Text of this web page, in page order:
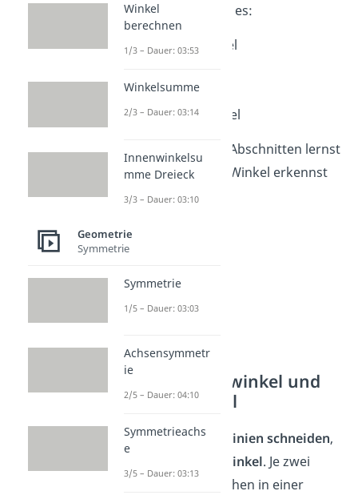
Winkelpaare gibt es:
Scheitelwinkel
Stufenwinkel
Wechselwinkel
In den nächsten Abschnitten lernst
du, wie du diese Winkel erkennst
und nutzt.
Der Scheitelwinkel und
Nebenwinkel
Wenn sichzwei Linien schneiden,
vier Winkel. Je zwei
dieser Winkel stehen in einer
Winkel
berechnen
1/3 – Dauer: 03:53
Winkelsumme
2/3 – Dauer: 03:14
Innenwinkelsu
mme Dreieck
3/3 – Dauer: 03:10
Geometrie
Symmetrie
Symmetrie
1/5 – Dauer: 03:03
Achsensymmetr
ie
2/5 – Dauer: 04:10
Symmetrieachs
e
3/5 – Dauer: 03:13